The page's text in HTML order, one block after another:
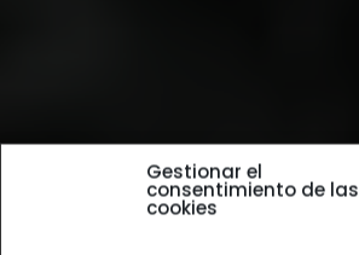
Gestionar el
consentimiento de las
cookies